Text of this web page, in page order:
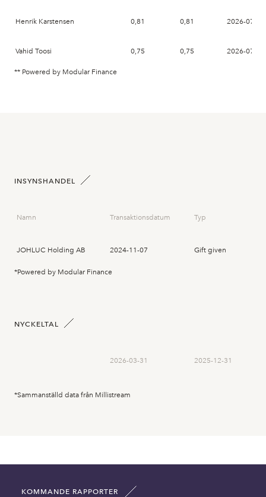
Henrik Karstensen 0,81 0,81 2026-07-01
Vahid Toosi 0,75 0,75 2026-07-01
** Powered by Modular Finance
INSYNSHANDEL
Namn Transaktionsdatum Typ
JOHLUC Holding AB 2024-11-07 Gift given
*Powered by Modular Finance
NYCKELTAL
2026-03-31 2025-12-31
*Sammanställd data från Millistream
KOMMANDE RAPPORTER